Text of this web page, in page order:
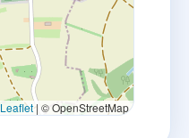
Leaflet| © OpenStreetMap